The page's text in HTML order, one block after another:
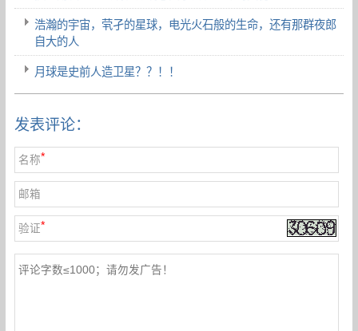
浩瀚的宇宙，茕孑的星球，电光火石般的生命，还有那群夜郎
自大的人
月球是史前人造卫星？？！！
发表评论：
名称*
邮箱
验证*